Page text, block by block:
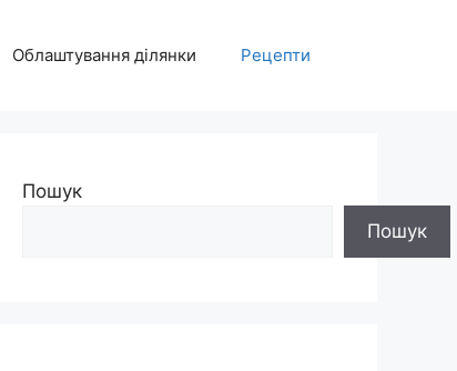
Облаштування ділянки Рецепти
Пошук
Пошук